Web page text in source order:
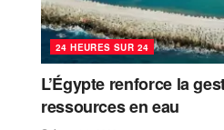
24 HEURES SUR 24
L’Égypte renforce la
ressources en eau